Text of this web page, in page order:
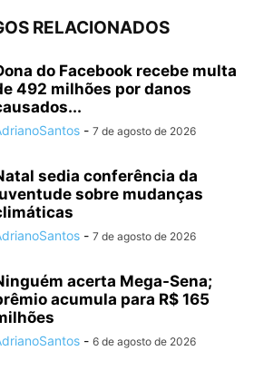
RELACIONADOS
do Facebook recebe multa
492 milhões por danos
- 7 de agosto de 2026
sedia conferência da
sobre mudanças
- 7 de agosto de 2026
acerta Mega-Sena;
acumula para R$ 165
- 6 de agosto de 2026